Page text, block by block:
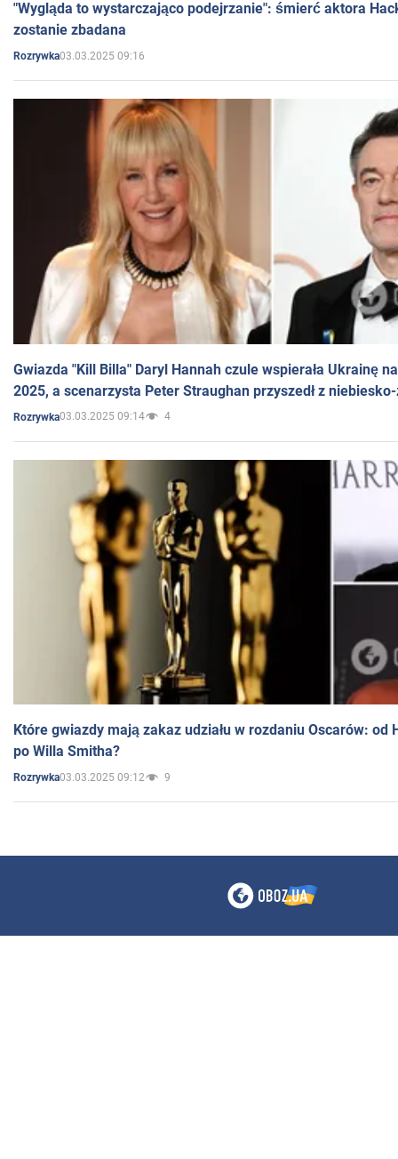
"Wygląda to wystarczająco podejrzanie": śmierć aktora
zostanie zbadana
Rozrywka03.03.2025 09:16
Gwiazda "Kill Billa" Daryl Hannah czule wspierała Ukrainę
2025, a scenarzysta Peter Straughan przyszedł z
Rozrywka03.03.2025 09:14 4
Które gwiazdy mają zakaz udziału w rozdaniu Oscarów: od
po Willa Smitha?
Rozrywka03.03.2025 09:12 9